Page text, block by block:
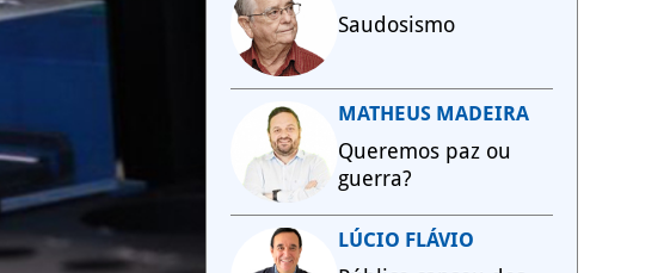
Saudosismo
MATHEUS MADEIRA
Queremos paz ou
guerra?
LÚCIO FLÁVIO